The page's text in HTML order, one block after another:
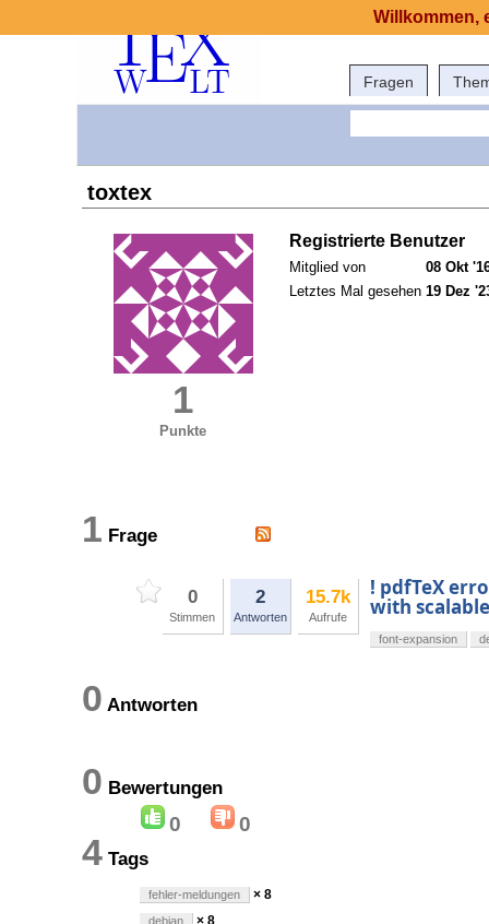
Fragen
toxtex
1
Punkte
Registrierte Benutzer
Mitglied von
08 Okt
Letztes Mal gesehen 19 Dez
1 Frage
0
Stimmen
2
Antworten
15.7k
Aufrufe
! pdfTeX
with scalable
font-expansion
0 Antworten
0 Bewertungen
0 0
4 Tags
fehler-meldungen × 8
debian
Willkommen,